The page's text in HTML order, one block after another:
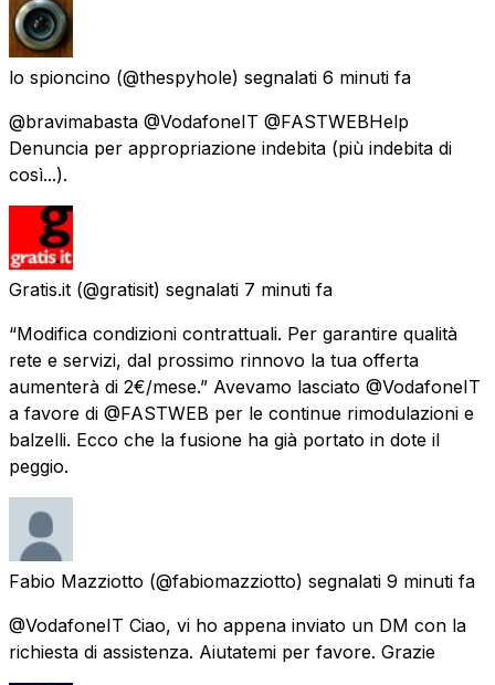
lo spioncino (@thespyhole) segnalati 6 minuti fa
@bravimabasta @VodafoneIT @FASTWEBHelp
Denuncia per appropriazione indebita (più indebita di
così...).
Gratis.it (@gratisit) segnalati 7 minuti fa
“Modifica condizioni contrattuali. Per garantire qualità
rete e servizi, dal prossimo rinnovo la tua offerta
aumenterà di 2€/mese.” Avevamo lasciato @VodafoneIT
a favore di @FASTWEB per le continue rimodulazioni e
balzelli. Ecco che la fusione ha già portato in dote il
peggio.
Fabio Mazziotto (@fabiomazziotto) segnalati 9 minuti fa
@VodafoneIT Ciao, vi ho appena inviato un DM con la
richiesta di assistenza. Aiutatemi per favore. Grazie